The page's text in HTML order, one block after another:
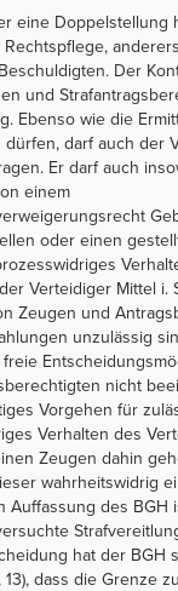
eine Doppelstellung
Der
und
Ebenso wie die
darf auch der
Er darf auch
einem
oder einen
Verteidiger Mittel i.
Zeugen und
unzulässig
nicht
Vorgehen für
Verhalten des
Zeugen dahin
wahrheitswidrig
Auffassung des BGH
hat der BGH
13), dass die Grenze